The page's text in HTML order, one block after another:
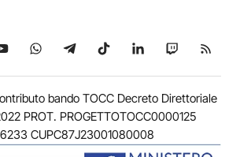
su X su YouTube
Seguici su WhatsApp
Seguici su Telegram
Seguici su TikTok
Seguici su
Seguici
bando TOCC Decreto Direttoriale
PROT. PROGETTOTOCC0000125
CUPC87J23001080008